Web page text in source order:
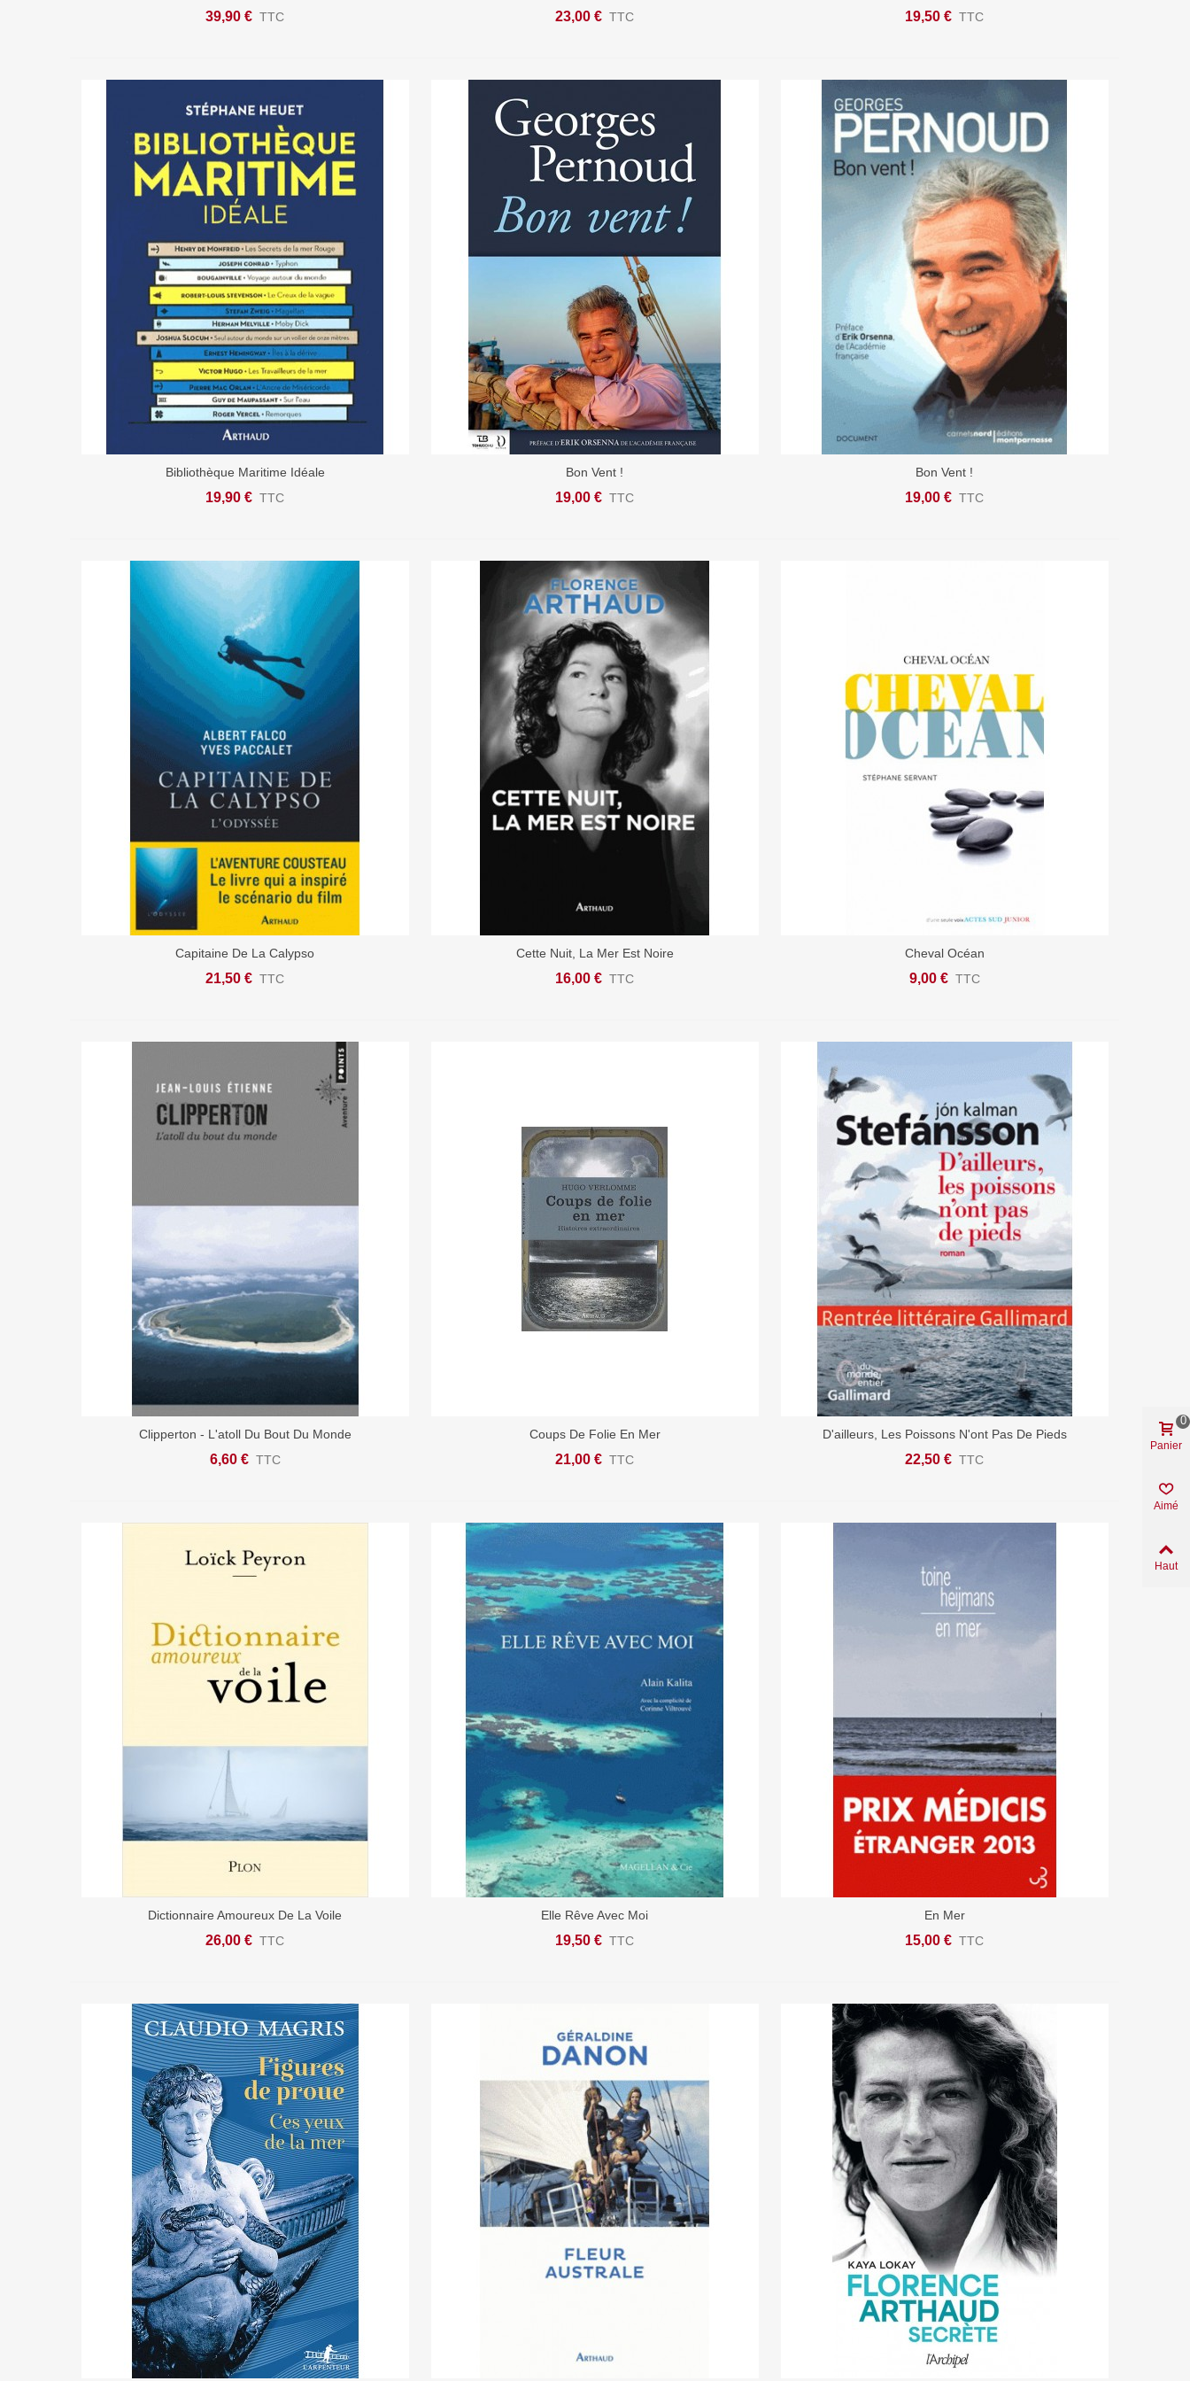
39,90 € TTC 23,00 € TTC 19,50 € TTC
Ajouter Au Panier
Bibliothèque Maritime Idéale
19,90 € TTC
Ajouter Au PanierBon Vent !
19,00 € TTC
Ajouter Au PanierBon Vent !
19,00 € TTC
Ajouter Au Panier
Capitaine De La Calypso
21,50 € TTC
Ajouter Au Panier
Cette Nuit, La Mer Est Noire
16,00 € TTC
Ajouter Au PanierCheval Océan
9,00 € TTC
Ajouter Au Panier
Clipperton - L'atoll Du Bout Du Monde
6,60 € TTC
Ajouter Au Panier
Coups De Folie En Mer
21,00 € TTC
Ajouter Au Panier
D'ailleurs, Les Poissons N'ont Pas De Pieds
22,50 € TTC
Ajouter Au Panier
Dictionnaire Amoureux De La Voile
26,00 € TTC
Ajouter Au Panier
Elle Rêve Avec Moi
19,50 € TTC
Ajouter Au PanierEn Mer
15,00 € TTC
Panier
0
Aimé
Haut